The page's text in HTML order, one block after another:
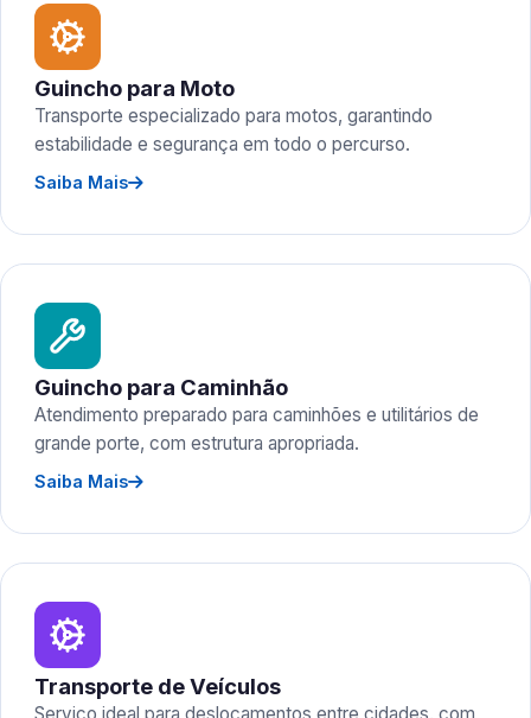
Guincho para Moto
Transporte especializado para motos, garantindo
estabilidade e segurança em todo o percurso.
Saiba Mais
Guincho para Caminhão
Atendimento preparado para caminhões e utilitários de
grande porte, com estrutura apropriada.
Saiba Mais
Transporte de Veículos